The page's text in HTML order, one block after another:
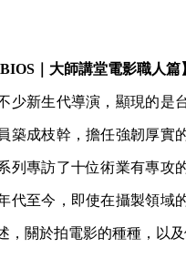
｜大師講堂電影職人篇
少新生代導演，顯現的是
築成枝幹，擔任強韌厚實
列專訪了十位術業有專攻
代至今，即使在攝製領域
，關於拍電影的種種，以及